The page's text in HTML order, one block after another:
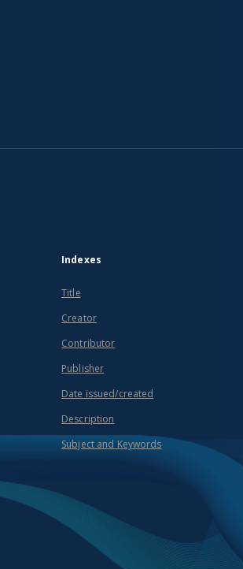
Indexes
Title
Creator
Contributor
Publisher
Date issued/created
Description
Subject and Keywords